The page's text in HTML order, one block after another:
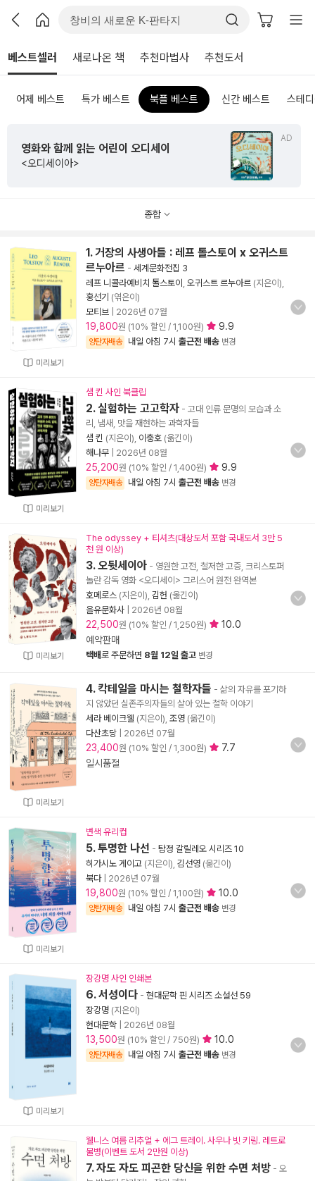
베스트셀러 새로나온 책 추천마법사 추천도서
어제 베스트 특가 베스트 북플 베스트 신간 베스트 스테
AD
영화와 함께 읽는 어린이 오디세이
<오디세이아>
종합
미리보기
1. 거장의 사생아들 : 레프 톨스토이 x 오귀스트
르누아르 - 세계문화전집 3
레프 니콜라예비치 톨스토이
오귀스트 르누아르 (지은이),
홍선기 (엮은이)
모티브
2026년 07월
19,800원 (10% 할인 / 1,100원) 9.9
양탄자배송 내일 아침 7시 출근전 배송 변경
미리보기
샘 킨 사인 북클립
2. 실험하는 고고학자 - 고대 인류 문명의 모습과 소
리, 냄새, 맛을 재현하는 과학자들
샘 킨 (지은이), 이충호 (옮긴이)
해나무
2026년 08월
25,200원 (10% 할인 / 1,400원) 9.9
양탄자배송 내일 아침 7시 출근전 배송 변경
미리보기
The odyssey + 티셔츠(대상도서 포함 국내도서 3만 5
천 원 이상)
3. 오뒷세이아 - 영원한 고전, 철저한 고증, 크리스토퍼
놀란 감독 영화 <오디세이> 그리스어 원전 완역본
호메로스 (지은이), 김헌 (옮긴이)
을유문화사
2026년 08월
22,500원 (10% 할인 / 1,250원)
10.0
예약판매
택배로 주문하면 8월 12일 출고 변경
미리보기
4. 칵테일을 마시는 철학자들 - 삶의 자유를 포기하
지 않았던 실존주의자들의 살아 있는 철학 이야기
세라 베이크웰 (지은이), 조영 (옮긴이)
다산초당
2026년 07월
23,400원 (10% 할인 / 1,300원)
7.7
일시품절
미리보기
변색 유리컵
5. 투명한 나선 - 탐정 갈릴레오 시리즈 10
히가시노 게이고 (지은이), 김선영 (옮긴이)
북다| 2026년 07월
19,800원 (10% 할인 / 1,100원) 10.0
양탄자배송 내일 아침 7시 출근전 배송 변경
미리보기
장강명 사인 인쇄본
6. 서성이다 - 현대문학 핀 시리즈 소설선 59
장강명 (지은이)
현대문학
2026년 08월
13,500원 (10% 할인 / 750원) 10.0
양탄자배송 내일 아침 7시 출근전 배송 변경
웰니스 여름 리추얼 + 에그 트레이. 사우나 빗 키링. 레트로
물병(이벤트 도서 2만원 이상)
7. 자도 자도 피곤한 당신을 위한 수면 처방 - 오